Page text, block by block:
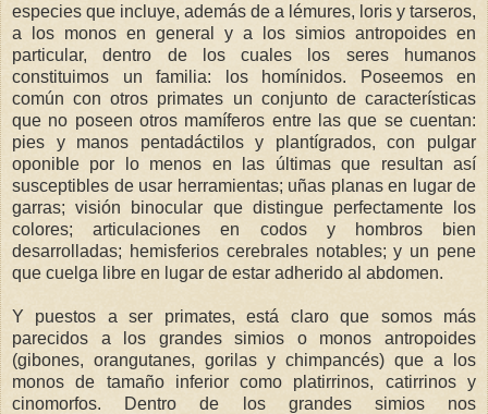
especies que incluye, además de a lémures, loris y tarseros,
a los monos en general y a los simios antropoides en
particular, dentro de los cuales los seres humanos
constituimos un familia: los homínidos. Poseemos en
común con otros primates un conjunto de características
que no poseen otros mamíferos entre las que se cuentan:
pies y manos pentadáctilos y plantígrados, con pulgar
oponible por lo menos en las últimas que resultan así
susceptibles de usar herramientas; uñas planas en lugar de
garras; visión binocular que distingue perfectamente los
colores; articulaciones en codos y hombros bien
desarrolladas; hemisferios cerebrales notables; y un pene
que cuelga libre en lugar de estar adherido al abdomen.
Y puestos a ser primates, está claro que somos más
parecidos a los grandes simios o monos antropoides
(gibones, orangutanes, gorilas y chimpancés) que a los
monos de tamaño inferior como platirrinos, catirrinos y
cinomorfos. Dentro de los grandes simios nos